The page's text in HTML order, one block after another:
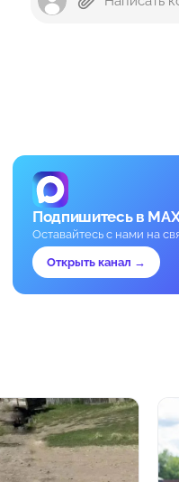
Подпишитесь в
Оставайтесь с нами на
Открыть канал →